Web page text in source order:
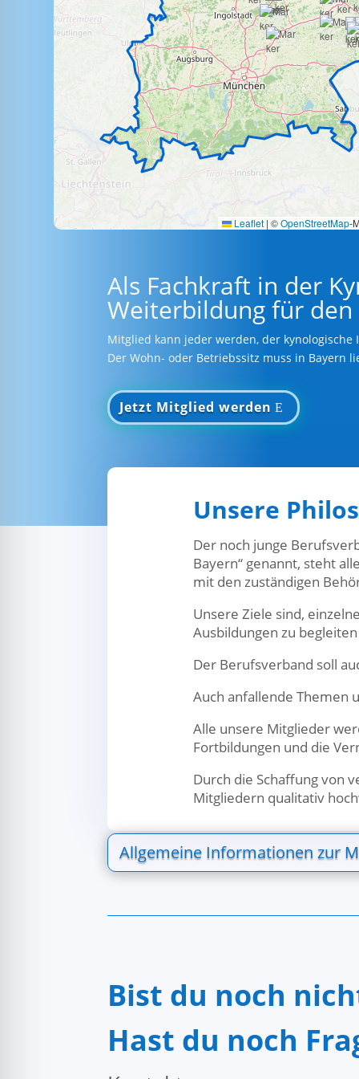
Leaflet | ©OpenStreetMap-
Als Fachkraft in der
Weiterbildung für
Mitglied kann jeder werden, der
Der Wohn- oder Betriebssitz muss in Bayern
Jetzt Mitglied werden
Unsere
Der noch junge
Bayern“ genannt, steht
mit den zuständigen
Unsere Ziele sind,
Ausbildungen zu
Der Berufsverband soll
Auch anfallende Themen
Alle unsere Mitglieder
Fortbildungen und die
Durch die Schaffung von
Mitgliedern qualitativ
Allgemeine Informationen zur
Bist du noch
Hast du noch